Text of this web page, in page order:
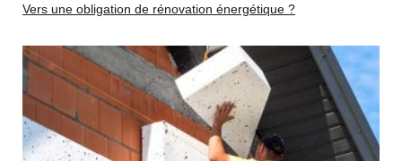
Vers une obligation de rénovation énergétique ?